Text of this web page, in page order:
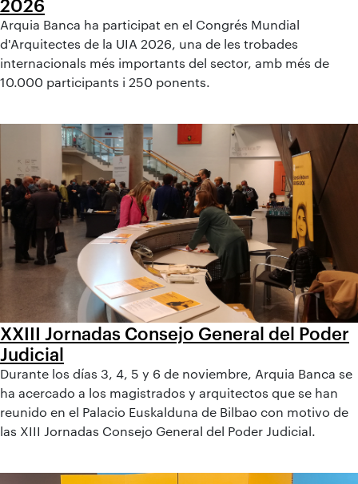
2026
Arquia Banca ha participat en el Congrés Mundial
d'Arquitectes de la UIA 2026, una de les trobades
internacionals més importants del sector, amb més de
10.000 participants i 250 ponents.
XXIII Jornadas Consejo General del Poder
Judicial
Durante los días 3, 4, 5 y 6 de noviembre, Arquia Banca se
ha acercado a los magistrados y arquitectos que se han
reunido en el Palacio Euskalduna de Bilbao con motivo de
las XIII Jornadas Consejo General del Poder Judicial.